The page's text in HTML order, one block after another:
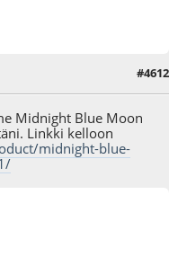
#4612
Midnight Blue Moon
Linkki kelloon
midnight-blue-